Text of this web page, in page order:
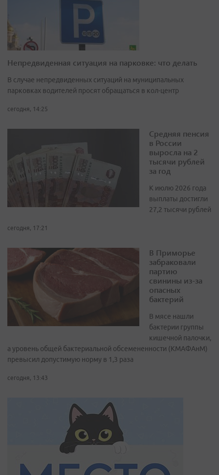
Непредвиденная ситуация на парковке: что делать
В случае непредвиденных ситуаций на муниципальных
парковках водителей просят обращаться в кол-центр
сегодня, 14:25
Средняя пенсия
в России
выросла на 2
тысячи рублей
за год
К июлю 2026 года
выплаты достигли
27,2 тысячи рублей
сегодня, 17:21
В Приморье
забраковали
партию
свинины из-за
опасных
бактерий
В мясе нашли
бактерии группы
кишечной палочки,
а уровень общей бактериальной обсемененности (КМАФАнМ)
превысил допустимую норму в 1,3 раза
сегодня, 13:43